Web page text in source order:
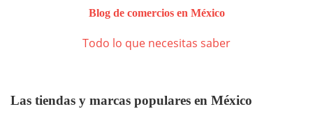
Blog de comercios en México
Todo lo que necesitas saber
Las tiendas y marcas populares en México